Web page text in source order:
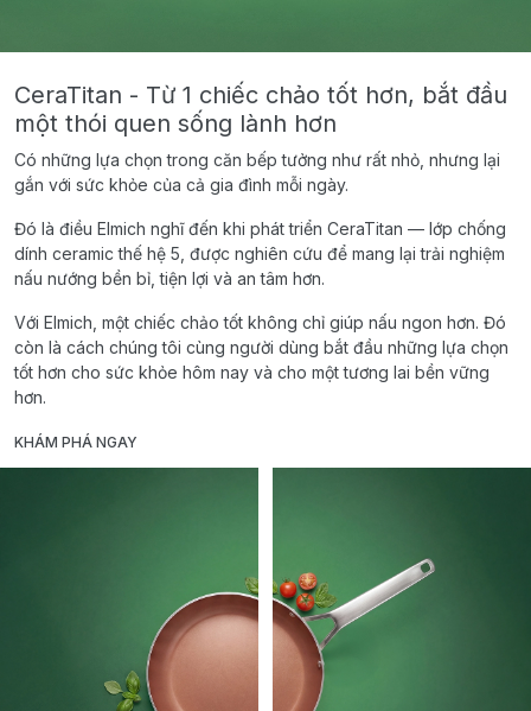
CeraTitan - Từ 1 chiếc chảo tốt hơn, bắt đầu
một thói quen sống lành hơn
Có những lựa chọn trong căn bếp tưởng như rất nhỏ, nhưng lại
gắn với sức khỏe của cả gia đình mỗi ngày.
Đó là điều Elmich nghĩ đến khi phát triển CeraTitan — lớp chống
dính ceramic thế hệ 5, được nghiên cứu để mang lại trải nghiệm
nấu nướng bền bỉ, tiện lợi và an tâm hơn.
Với Elmich, một chiếc chảo tốt không chỉ giúp nấu ngon hơn. Đó
còn là cách chúng tôi cùng người dùng bắt đầu những lựa chọn
tốt hơn cho sức khỏe hôm nay và cho một tương lai bền vững
hơn.
KHÁM PHÁ NGAY